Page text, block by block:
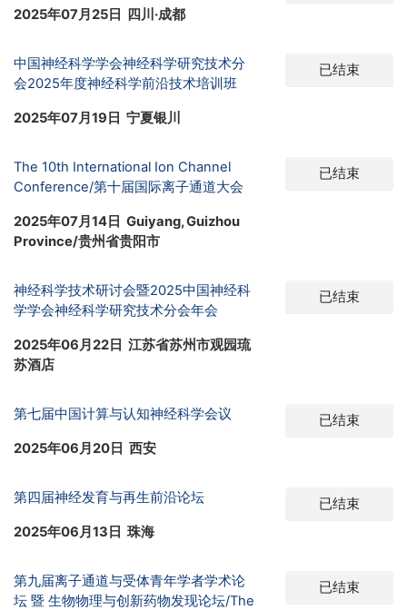
2025年07月25日 四川·成都
中国神经科学学会神经科学研究技术分
会2025年度神经科学前沿技术培训班
2025年07月19日 宁夏银川
已结束
The 10th International Ion Channel
Conference/第十届国际离子通道大会
2025年07月14日 Guiyang, Guizhou
Province/贵州省贵阳市
已结束
神经科学技术研讨会暨2025中国神经科
学学会神经科学研究技术分会年会
2025年06月22日 江苏省苏州市观园琉
苏酒店
已结束
第七届中国计算与认知神经科学会议
2025年06月20日 西安
已结束
第四届神经发育与再生前沿论坛
2025年06月13日 珠海
已结束
第九届离子通道与受体青年学者学术论
坛 暨 生物物理与创新药物发现论坛/The
已结束